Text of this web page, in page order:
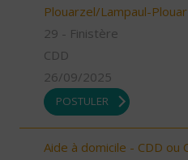
Plouarzel/Lampaul-
29 - Finistère
CDD
26/09/2025
POSTULER
Aide à domicile - CDD ou